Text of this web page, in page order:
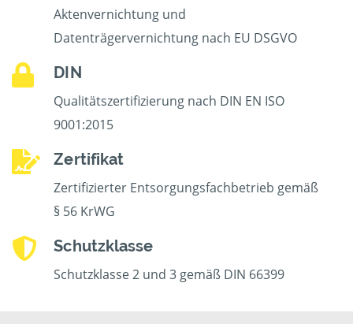
Aktenvernichtung und
Datenträgervernichtung nach EU DSGVO
DIN
Qualitätszertifizierung nach DIN EN ISO
9001:2015
Zertifikat
Zertifizierter Entsorgungsfachbetrieb gemäß
§ 56 KrWG
Schutzklasse
Schutzklasse 2 und 3 gemäß DIN 66399